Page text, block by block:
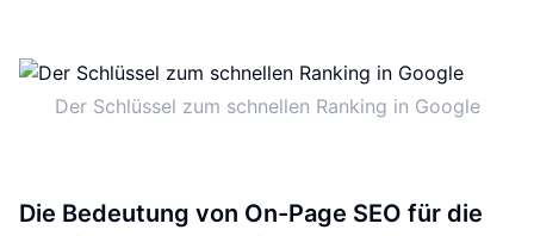
Der Schlüssel zum schnellen Ranking in Google
Die Bedeutung von On-Page SEO für die